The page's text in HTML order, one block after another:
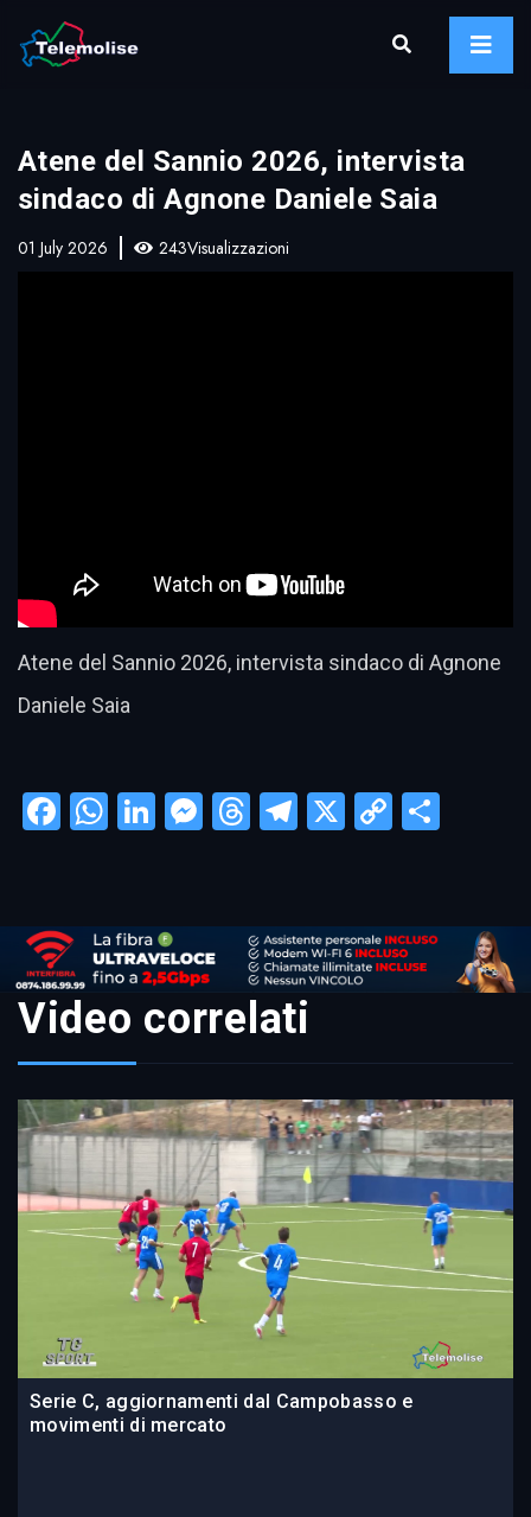
Atene del Sannio 2026, intervista
sindaco di Agnone Daniele Saia
01 July 2026 243Visualizzazioni
Atene del Sannio 2026, intervista sindaco di Agnone
Daniele Saia
Facebook
WhatsApp
LinkedIn
Messenger
Threads
Telegram
X
Copy
Video correlati
Serie C, aggiornamenti dal Campobasso e
movimenti di mercato